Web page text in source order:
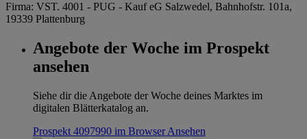
Firma: VST. 4001 - PUG - Kauf eG Salzwedel, Bahnhofstr. 101a,
19339 Plattenburg
Angebote der Woche im Prospekt
ansehen
Siehe dir die Angebote der Woche deines Marktes im
digitalen Blätterkatalog an.
Prospekt 4097990 im BrowserAnsehen